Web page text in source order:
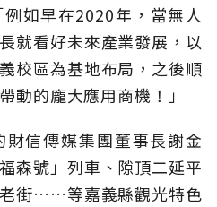
如早在2020年，當無人
就看好未來產業發展，以
校區為基地布局，之後順
動的龐大應用商機！」
信傳媒集團董事長謝金
森號」列車、隙頂二延平
街……等嘉義縣觀光特色